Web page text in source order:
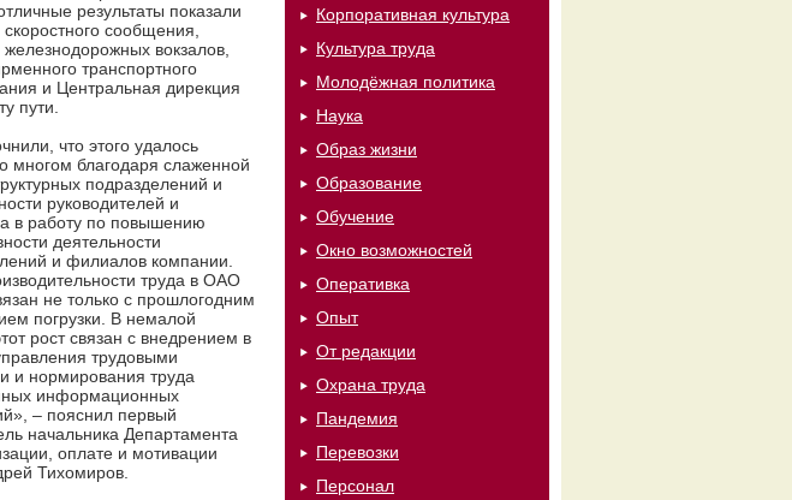
результаты показали
сообщения,
вокзалов,
транспортного
и Центральная дирекция
пути.
что этого удалось
многом благодаря слаженной
подразделений и
руководителей и
в работу по повышению
деятельности
и филиалов компании.
труда в ОАО
не только с прошлогодним
погрузки. В немалой
рост связан с внедрением в
трудовыми
и нормирования труда
информационных
– пояснил первый
начальника Департамента
оплате и мотивации
Тихомиров.
Корпоративная культура
Культура труда
Молодёжная политика
Наука
Образ жизни
Образование
Обучение
Окно возможностей
Оперативка
Опыт
От редакции
Охрана труда
Пандемия
Перевозки
Персонал